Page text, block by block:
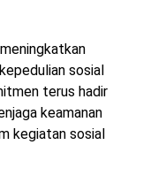
sosial
terus hadir
keamanan
kegiatan sosial